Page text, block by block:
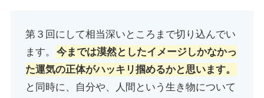
第３回にして相当深いところまで切り込んでい
ます。
今までは漠然としたイメージしかなかっ
た運気の正体がハッキリ掴めるかと思います。
と同時に、自分や、人間という生き物について